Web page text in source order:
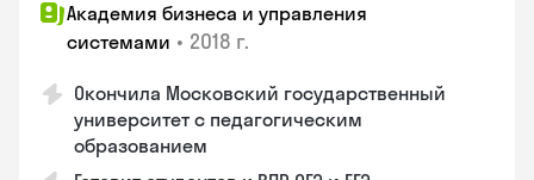
Академия бизнеса и управления
системами • 2018 г.
Окончила Московский государственный
университет с педагогическим
образованием